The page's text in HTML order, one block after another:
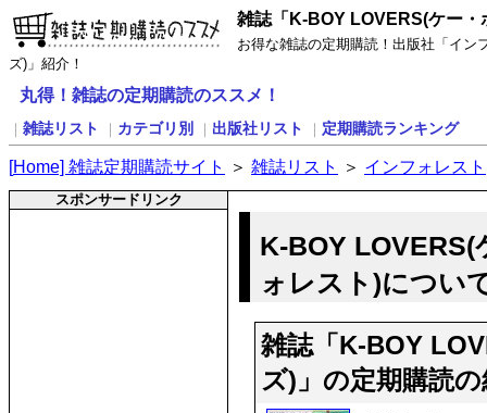
雑誌「K-BOY LOVERS(ケー・
お得な雑誌の定期購読！出版社「イン
ズ)」紹介！
丸得！雑誌の定期購読のススメ！
雑誌リスト カテゴリ別 出版社リスト 定期購読ランキング
[Home] 雑誌定期購読サイト ＞ 雑誌リスト ＞ インフォレスト
スポンサードリンク
K-BOY
ォレスト)につい
雑誌「K-BOY
ズ)」の定期購読